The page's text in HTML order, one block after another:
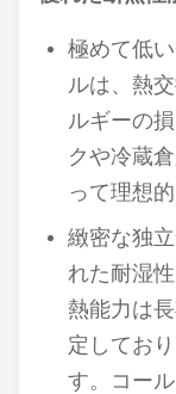
極めて低
ルは、熱
ルギーの
クや冷蔵
って理想
緻密な独
れた耐湿
熱能力は
定してお
す。 コー